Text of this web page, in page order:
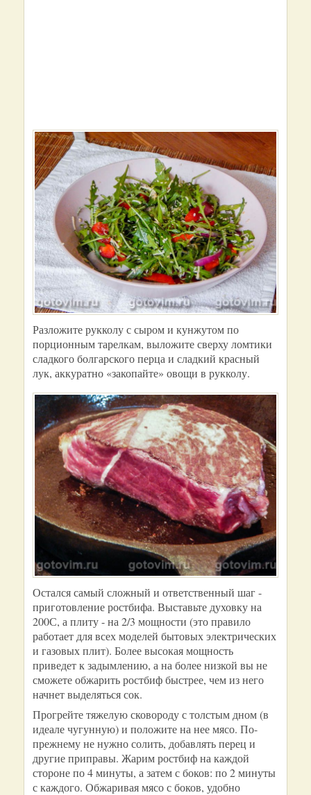
Разложите рукколу с сыром и кунжутом по
порционным тарелкам, выложите сверху ломтики
сладкого болгарского перца и сладкий красный
лук, аккуратно «закопайте» овощи в рукколу.
Остался самый сложный и ответственный шаг -
приготовление ростбифа. Выставьте духовку на
200С, а плиту - на 2/3 мощности (это правило
работает для всех моделей бытовых электрических
и газовых плит). Более высокая мощность
приведет к задымлению, а на более низкой вы не
сможете обжарить ростбиф быстрее, чем из него
начнет выделяться сок.
Прогрейте тяжелую сковороду с толстым дном (в
идеале чугунную) и положите на нее мясо. По-
прежнему не нужно солить, добавлять перец и
другие приправы. Жарим ростбиф на каждой
стороне по 4 минуты, а затем с боков: по 2 минуты
с каждого. Обжаривая мясо с боков, удобно